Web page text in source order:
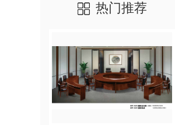
热门推荐